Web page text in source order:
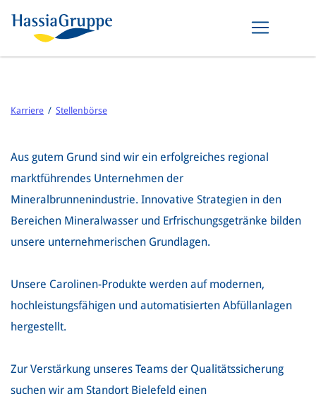
Karriere / Stellenbörse
Aus gutem Grund sind wir ein erfolgreiches regional
marktführendes Unternehmen der
Mineralbrunnenindustrie. Innovative Strategien in den
Bereichen Mineralwasser und Erfrischungsgetränke bilden
unsere unternehmerischen Grundlagen.
Unsere Carolinen-Produkte werden auf modernen,
hochleistungsfähigen und automatisierten Abfüllanlagen
hergestellt.
Zur Verstärkung unseres Teams der Qualitätssicherung
suchen wir am Standort Bielefeld einen